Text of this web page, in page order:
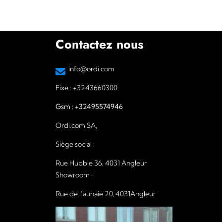
Contactez nous
info@ordi.com
Fixe : +3243660300
Gsm : +32495574946
Ordi.com SA,
Siège social :
Rue Hubble 36, 4031 Angleur
Showroom :
Rue de l’aunaie 20, 4031Angleur